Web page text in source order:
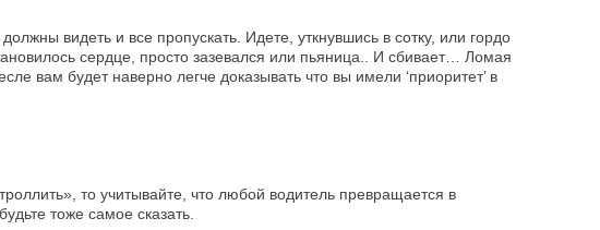
видеть и все пропускать. Идете, уткнувшись в сотку, или гордо
сердце, просто зазевался или пьяница.. И сбивает… Ломая
вам будет наверно легче доказывать что вы имели ‘приоритет’ в
то учитывайте, что любой водитель превращается в
тоже самое сказать.